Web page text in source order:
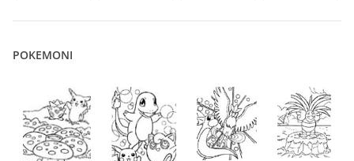
POKEMONI